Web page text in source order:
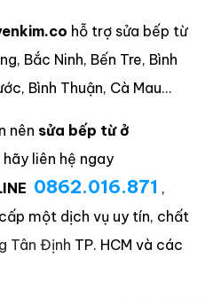
hỗ trợ sửa bếp từ
Bắc Ninh, Bến Tre, Bình
Bình Thuận, Cà Mau…
nên sửa bếp từ ở
hãy liên hệ ngay
0862.016.871 ,
một dịch vụ uy tín, chất
Tân Định TP. HCM và các